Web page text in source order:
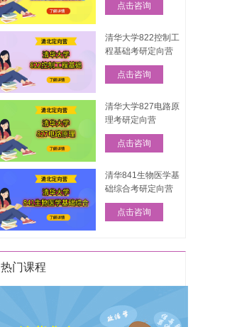
点击咨询
清华大学822控制工
程基础考研定向营
点击咨询
清华大学827电路原
理考研定向营
点击咨询
清华841生物医学基
础综合考研定向营
点击咨询
热门课程